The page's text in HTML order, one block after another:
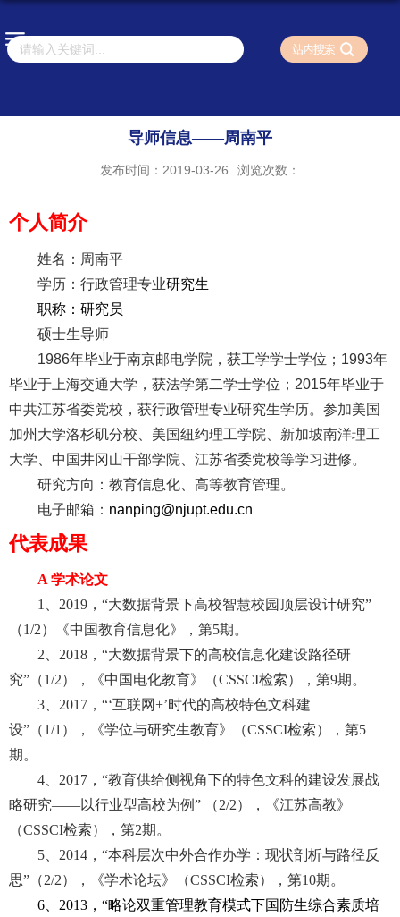
导师信息——周南平
发布时间：2019-03-26 浏览次数：
个人简介
姓名：周南平
学历：行政管理专业研究生
职称：研究员
硕士生导师
1986年毕业于南京邮电学院，获工学学士学位； 1993年
毕业于上海交通大学，获法学第二学士学位； 2015年毕业于
中共江苏省委党校，获行政管理专业研究生学历。参加美国
加州大学洛杉矶分校、美国纽约理工学院、新加坡南洋理工
大学、中国井冈山干部学院、江苏省委党校等学习进修。
研究方向：教育信息化、高等教育管理。
电子邮箱： nanping@njupt.edu.cn
代表成果
A 学术论文
1
2019 ， “大数据背景下高校智慧校园顶层设计研究”
（1/2）《中国教育信息化》，第5期。
2
2018 ， “大数据背景下的高校信息化建设路径研
究” （1/2），《中国电化教育》（CSSCI检索），第9期。
3
2017 ， “‘互联网+’时代的高校特色文科建
设” （1/1 ），《学位与研究生教育》（CSSCI检索），第5
期。
4
2017 ， “教育供给侧视角下的特色文科的建设发展战
略研究——以行业型高校为例” （2/2），《江苏高教》
（CSSCI检索），第2期。
5
2014 ， “本科层次中外合作办学：现状剖析与路径反
思” （2/2），《学术论坛》（CSSCI检索），第10期。
6
2013 ， “略论双重管理教育模式下国防生综合素质培